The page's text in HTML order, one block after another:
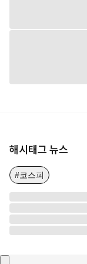
해시태그 뉴스
#코스피